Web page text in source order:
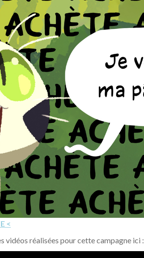
<
vidéos réalisées pour cette campagne ici :